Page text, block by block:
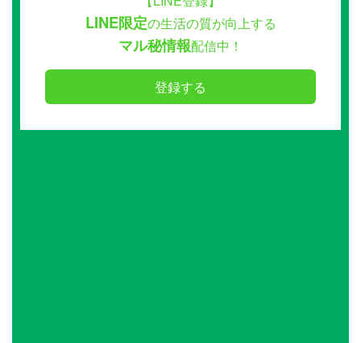
LINE限定の生活の質が向上する
マル秘情報配信中！
登録する